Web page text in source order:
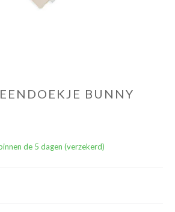
BUNNY
de 5 dagen (verzekerd)